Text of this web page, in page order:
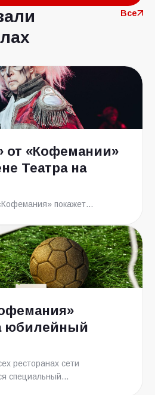
Все
от «Кофемании»
Театра на
покажет...
юбилейный
ресторанах сети
специальный...